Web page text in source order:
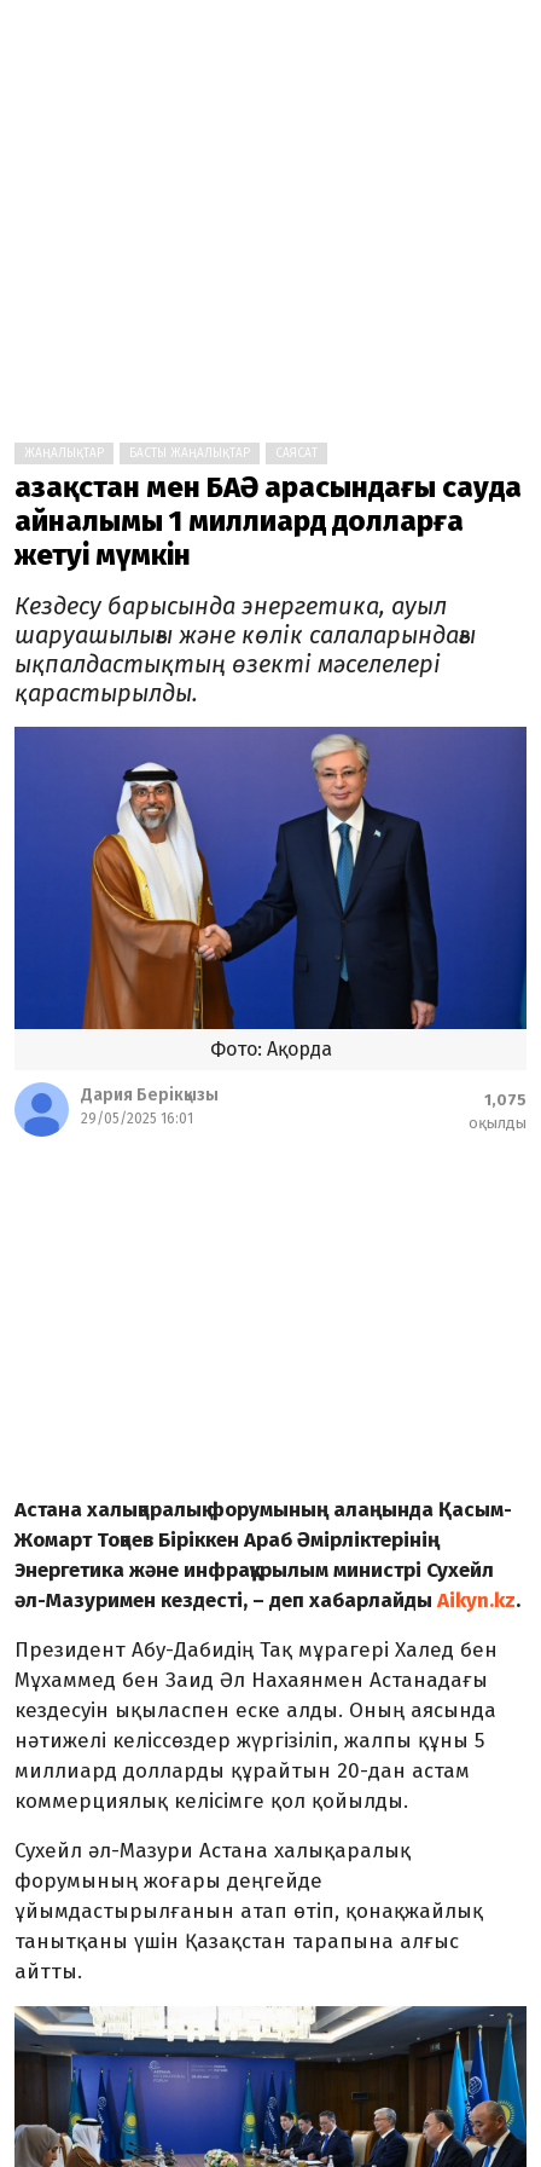
ЖАҢАЛЫҚТАР БАСТЫ ЖАҢАЛЫҚТАР САЯСАТ
Қазақстан мен БАӘ арасындағы сауда
айналымы 1 миллиард долларға
жетуі мүмкін
Кездесу барысында энергетика, ауыл
шаруашылығы және көлік салаларындағы
ықпалдастықтың өзекті мәселелері
қарастырылды.
Фото: Ақорда
Дария Берікқызы
29/05/2025 16:01
1,075
оқылды
Астана халықаралық форумының алаңында Қасым-
Жомарт Тоқаев Біріккен Араб Әмірліктерінің
Энергетика және инфрақұрылым министрі Сухейл
әл-Мазуримен кездесті, – деп хабарлайды Aikyn.kz.
Президент Абу-Дабидің Тақ мұрагері Халед бен
Мұхаммед бен Заид Әл Нахаянмен Астанадағы
кездесуін ықыласпен еске алды. Оның аясында
нәтижелі келіссөздер жүргізіліп, жалпы құны 5
миллиард долларды құрайтын 20-дан астам
коммерциялық келісімге қол қойылды.
Сухейл әл-Мазури Астана халықаралық
форумының жоғары деңгейде
ұйымдастырылғанын атап өтіп, қонақжайлық
танытқаны үшін Қазақстан тарапына алғыс
айтты.